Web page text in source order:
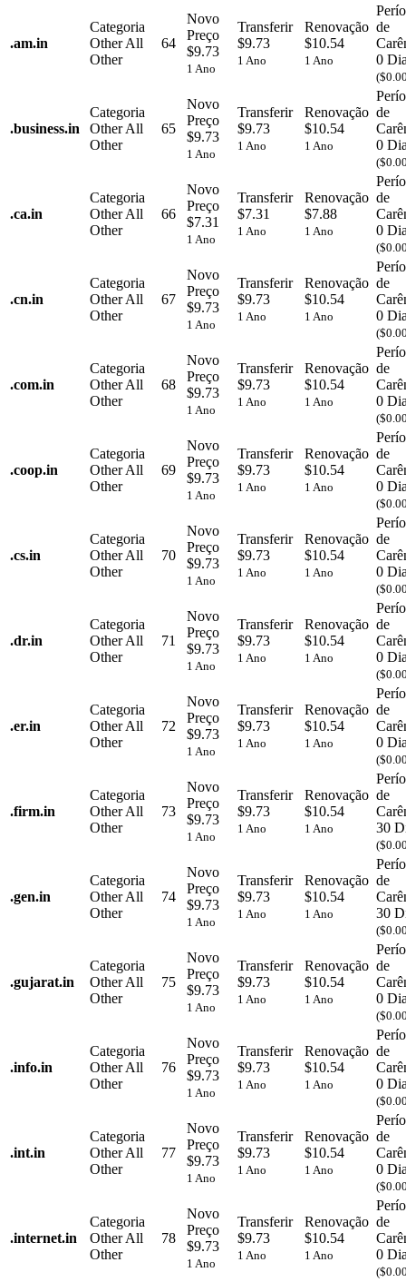
.am.in
Categoria
OtherAll
Other
64
Novo
Preço
$9.73
1 Ano
Transferir
$9.73
1 Ano
Renovação
$10.54
1 Ano
de
0
.business.in
Categoria
OtherAll
Other
65
Novo
Preço
$9.73
1 Ano
Transferir
$9.73
1 Ano
Renovação
$10.54
1 Ano
de
0
.ca.in
Categoria
OtherAll
Other
66
Novo
Preço
$7.31
1 Ano
Transferir
$7.31
1 Ano
Renovação
$7.88
1 Ano
de
0
.cn.in
Categoria
OtherAll
Other
67
Novo
Preço
$9.73
1 Ano
Transferir
$9.73
1 Ano
Renovação
$10.54
1 Ano
de
0
.com.in
Categoria
OtherAll
Other
68
Novo
Preço
$9.73
1 Ano
Transferir
$9.73
1 Ano
Renovação
$10.54
1 Ano
de
0
.coop.in
Categoria
OtherAll
Other
69
Novo
Preço
$9.73
1 Ano
Transferir
$9.73
1 Ano
Renovação
$10.54
1 Ano
de
0
.cs.in
Categoria
OtherAll
Other
70
Novo
Preço
$9.73
1 Ano
Transferir
$9.73
1 Ano
Renovação
$10.54
1 Ano
de
0
.dr.in
Categoria
OtherAll
Other
71
Novo
Preço
$9.73
1 Ano
Transferir
$9.73
1 Ano
Renovação
$10.54
1 Ano
de
0
.er.in
Categoria
OtherAll
Other
72
Novo
Preço
$9.73
1 Ano
Transferir
$9.73
1 Ano
Renovação
$10.54
1 Ano
de
0
.firm.in
Categoria
OtherAll
Other
73
Novo
Preço
$9.73
1 Ano
Transferir
$9.73
1 Ano
Renovação
$10.54
1 Ano
de
30
.gen.in
Categoria
OtherAll
Other
74
Novo
Preço
$9.73
1 Ano
Transferir
$9.73
1 Ano
Renovação
$10.54
1 Ano
de
30
.gujarat.in
Categoria
OtherAll
Other
75
Novo
Preço
$9.73
1 Ano
Transferir
$9.73
1 Ano
Renovação
$10.54
1 Ano
de
0
.info.in
Categoria
OtherAll
Other
76
Novo
Preço
$9.73
1 Ano
Transferir
$9.73
1 Ano
Renovação
$10.54
1 Ano
de
0
.int.in
Categoria
OtherAll
Other
77
Novo
Preço
$9.73
1 Ano
Transferir
$9.73
1 Ano
Renovação
$10.54
1 Ano
de
0
.internet.in
Categoria
OtherAll
Other
78
Novo
Preço
$9.73
1 Ano
Transferir
$9.73
1 Ano
Renovação
$10.54
1 Ano
de
0